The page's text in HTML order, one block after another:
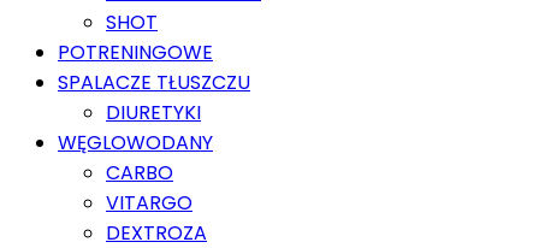
SHOT
POTRENINGOWE
SPALACZE TŁUSZCZU
DIURETYKI
WĘGLOWODANY
CARBO
VITARGO
DEXTROZA